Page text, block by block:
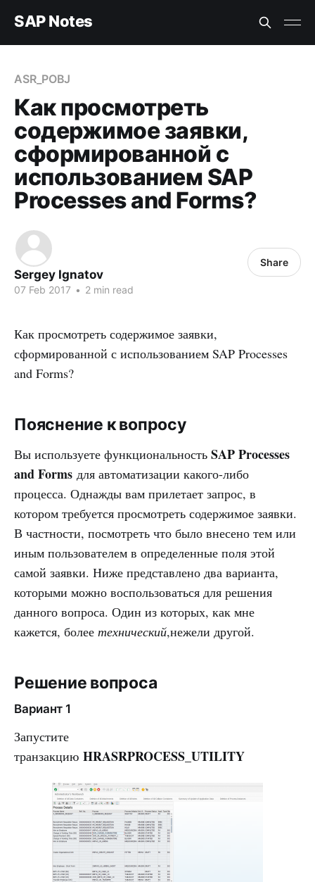
SAP Notes
ASR_POBJ
Как просмотреть
содержимое заявки,
сформированной с
использованием SAP
Processes and Forms?
Sergey Ignatov
07 Feb 2017 • 2 min read
Share
Как просмотреть содержимое заявки,
сформированной с использованием SAP Processes
and Forms?
Пояснение к вопросу
Вы используете функциональность SAP Processes
and Forms для автоматизации какого-либо
процесса. Однажды вам прилетает запрос, в
котором требуется просмотреть содержимое заявки.
В частности, посмотреть что было внесено тем или
иным пользователем в определенные поля этой
самой заявки. Ниже представлено два варианта,
которыми можно воспользоваться для решения
данного вопроса. Один из которых, как мне
кажется, более технический,нежели другой.
Решение вопроса
Вариант 1
Запустите
транзакцию HRASRPROCESS_UTILITY